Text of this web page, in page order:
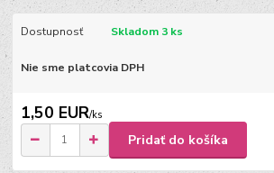
Dostupnosť Skladom 3 ks
Nie sme platcovia DPH
1,50 EUR/ks
Pridať do košíka